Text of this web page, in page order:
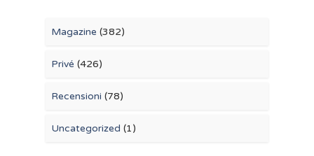
Magazine (382)
Privé (426)
Recensioni (78)
Uncategorized (1)